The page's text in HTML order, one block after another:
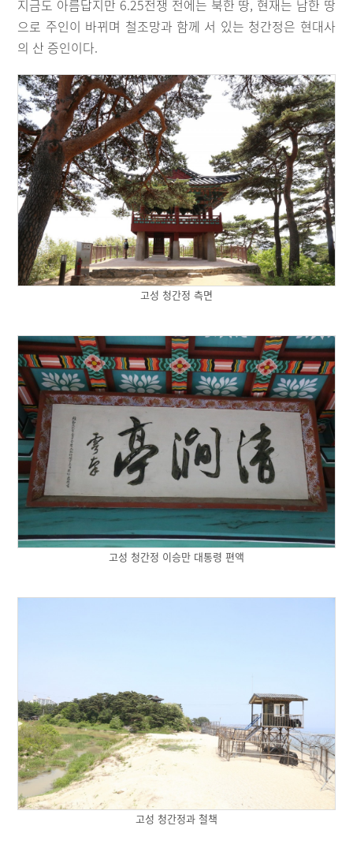
지금도 아름답지만 6.25전쟁 전에는 북한 땅, 현재는 남한 땅
으로 주인이 바뀌며 철조망과 함께 서 있는 청간정은 현대사
의 산 증인이다.
고성 청간정 측면
고성 청간정 이승만 대통령 편액
고성 청간정과 철책